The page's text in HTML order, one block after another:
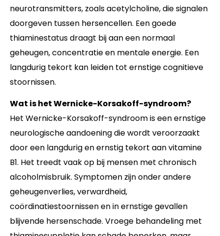
neurotransmitters, zoals acetylcholine, die signalen
doorgeven tussen hersencellen. Een goede
thiaminestatus draagt bij aan een normaal
geheugen, concentratie en mentale energie. Een
langdurig tekort kan leiden tot ernstige cognitieve
stoornissen.
Wat is het Wernicke-Korsakoff-syndroom?
Het Wernicke-Korsakoff-syndroom is een ernstige
neurologische aandoening die wordt veroorzaakt
door een langdurig en ernstig tekort aan vitamine
B1. Het treedt vaak op bij mensen met chronisch
alcoholmisbruik. Symptomen zijn onder andere
geheugenverlies, verwardheid,
coördinatiestoornissen en in ernstige gevallen
blijvende hersenschade. Vroege behandeling met